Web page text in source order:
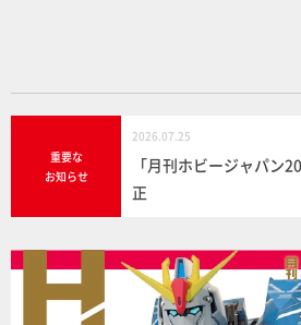
重要な
お知らせ
2026.07.25
「月刊ホビージャパン
正